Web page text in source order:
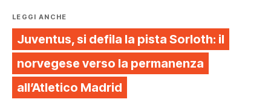
LEGGI ANCHE
Juventus, si defila la pista Sorloth: il
norvegese verso la permanenza
all’Atletico Madrid